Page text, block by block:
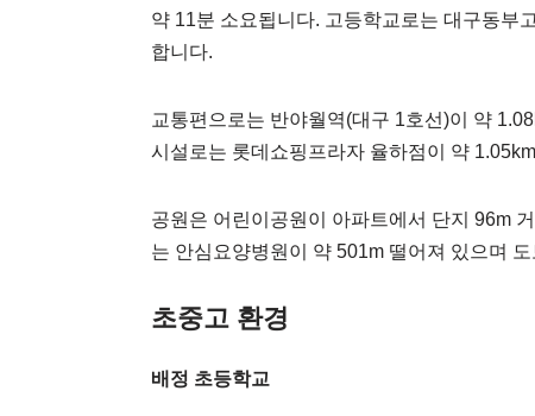
약 11분 소요됩니다. 고등학교로는 대구동부
합니다.
교통편으로는 반야월역(대구 1호선)이 약
시설로는 롯데쇼핑프라자 율하점이 약
공원은 어린이공원이 아파트에서 단지 96m
는 안심요양병원이 약 501m 떨어져 있으며
초중고 환경
배정 초등학교